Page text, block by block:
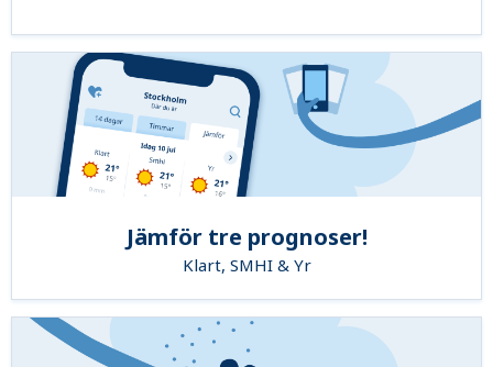
Jämför tre prognoser!
Klart, SMHI & Yr